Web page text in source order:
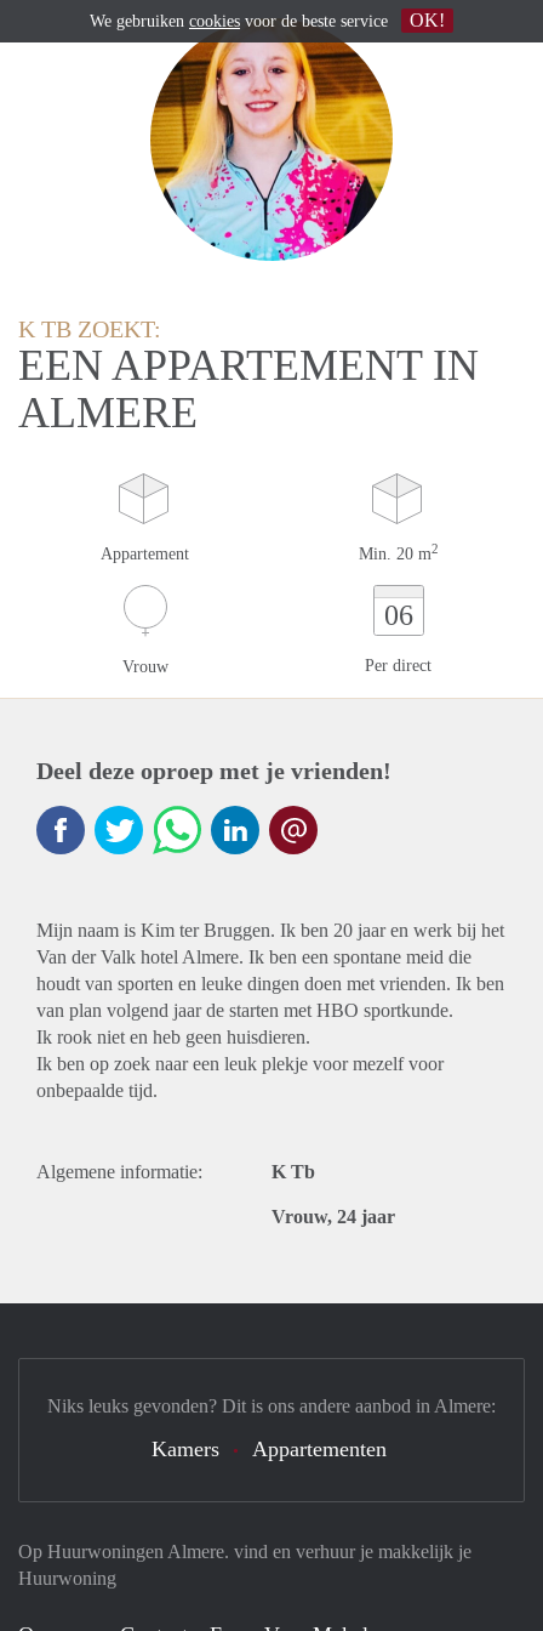
K TB ZOEKT:
EEN APPARTEMENT IN
ALMERE
Appartement Min. 20 m2
Vrouw
06
Per direct
Deel deze oproep met je vrienden!
Mijn naam is Kim ter Bruggen. Ik ben 20 jaar en werk bij het
Van der Valk hotel Almere. Ik ben een spontane meid die
houdt van sporten en leuke dingen doen met vrienden. Ik ben
van plan volgend jaar de starten met HBO sportkunde.
Ik rook niet en heb geen huisdieren.
Ik ben op zoek naar een leuk plekje voor mezelf voor
onbepaalde tijd.
Algemene informatie: K Tb
Vrouw, 24 jaar
Op Huurwoningen Almere. vind en verhuur je makkelijk je
Huurwoning
Niks leuks gevonden? Dit is ons andere aanbod in Almere:
Kamers Appartementen
We gebruiken cookies voor de beste service OK!